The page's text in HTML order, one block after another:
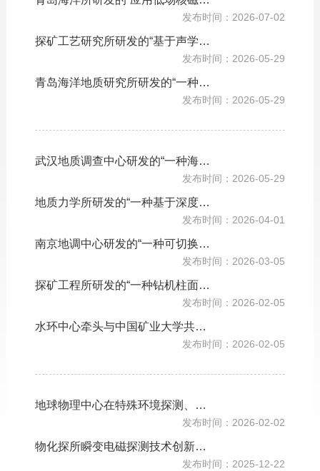
发布时间：2026-07-02
探矿工艺研究所研发的“基于声学多普勒流速剖面仪的潜流精确测量方法与系统”获国家发明专利
发布时间：2026-05-29
青岛海洋地质研究所研发的“一种二氧化碳地层水反应沉淀动态可视化模拟系统及方法”获国家发明专利
发布时间：2026-05-29
武汉地质调查中心研发的“一种海底沉积速率和地层孔隙率分布的反演方法及应用”获国家发明专利
发布时间：2026-05-29
地质力学所研发的“一种基于深度学习的地震卤水储层响应特征识别方法”获国家发明专利
发布时间：2026-04-01
南京地调中心研发的“一种可切换内外渗流工况的埋地管道泄漏塌陷模型箱”获美国发明专利授权
发布时间：2026-03-05
探矿工程所研发的“一种钻机柱面坐标机械手模糊PID角度控制方法”获国家发明专利授权
发布时间：2026-02-05
水环中心牵头与中国矿业大学共同研发的“一种基于原位刻划的富水软弱围岩分级方法及装置获美国发明专利授权
发布时间：2026-02-05
地球物理中心在特殊环境探测、精准采样、智能找矿等领域新获一批国家发明专利授权
发布时间：2026-02-02
物化探所瞬变电磁探测技术创新获4项国家发明专利授权
发布时间：2025-12-22